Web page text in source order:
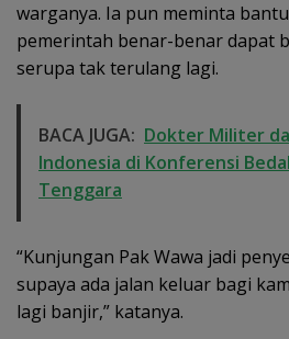
warganya. Ia pun meminta
pemerintah benar-benar dapat
serupa tak terulang lagi.
BACA JUGA: Dokter Militer
Indonesia di Konferensi
Tenggara
“Kunjungan Pak Wawa jadi
supaya ada jalan keluar bagi
lagi banjir,” katanya.